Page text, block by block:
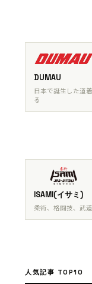
DUMAU
日本で誕生した道
る
ISAMI(イサミ)
柔術、格闘技、武
人気記事 TOP10